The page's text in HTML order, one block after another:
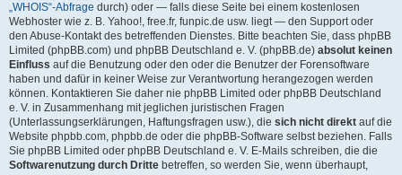
„WHOIS“-Abfrage durch) oder — falls diese Seite bei einem kostenlosen
Webhoster wie z. B. Yahoo!, free.fr, funpic.de usw. liegt — den Support oder
den Abuse-Kontakt des betreffenden Dienstes. Bitte beachten Sie, dass phpBB
Limited (phpBB.com) und phpBB Deutschland e. V. (phpBB.de) absolut keinen
Einfluss auf die Benutzung oder den oder die Benutzer der Forensoftware
haben und dafür in keiner Weise zur Verantwortung herangezogen werden
können. Kontaktieren Sie daher nie phpBB Limited oder phpBB Deutschland
e. V. in Zusammenhang mit jeglichen juristischen Fragen
(Unterlassungserklärungen, Haftungsfragen usw.), die sich nicht direkt auf die
Website phpbb.com, phpbb.de oder die phpBB-Software selbst beziehen. Falls
Sie phpBB Limited oder phpBB Deutschland e. V. E-Mails schreiben, die die
Softwarenutzung durch Dritte betreffen, so werden Sie, wenn überhaupt,